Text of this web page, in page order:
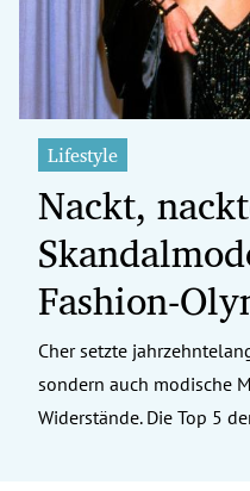
Lifestyle
Nackt,
Fashion-
Cher setzte
sondern auch modische
Widerstände. Die Top 5